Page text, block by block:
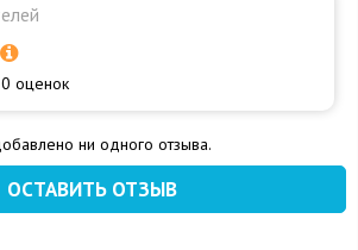
оценок
ни одного отзыва.
ОСТАВИТЬ ОТЗЫВ